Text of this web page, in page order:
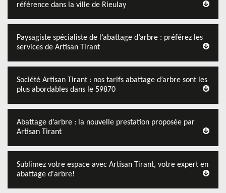
référence dans la ville de Rieulay
Paysagiste spécialiste de l’abattage d’arbre : préférez les
services de Artisan Tirant
Société Artisan Tirant : nos tarifs abattage d’arbre sont les
plus abordables dans le 59870
Abattage d’arbre : la nouvelle prestation proposée par
Artisan Tirant
Sublimez votre espace avec Artisan Tirant, votre expert en
abattage d'arbre!